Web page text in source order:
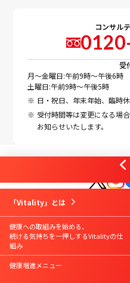
コンサル
受
月～金曜日:午前9時～午後6時
土曜日:午前9時～午後5時
日・祝日、年末年始、臨時
受付時間等は変更になる場
お知らせいたします。
Vitalityスマートお申込み
オフィ
「Vitality」とは
健康への取組みを始める、
続ける気持ちを一押しするVitalityの仕
組み
健康増進メニュー